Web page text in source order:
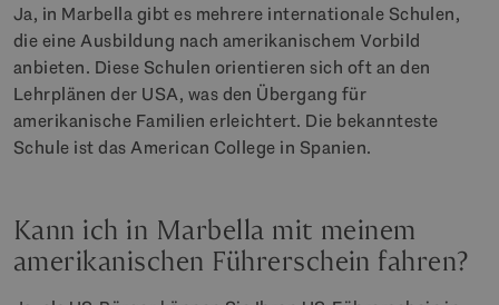
Ja, in Marbella gibt es mehrere internationale Schulen,
die eine Ausbildung nach amerikanischem Vorbild
anbieten. Diese Schulen orientieren sich oft an den
Lehrplänen der USA, was den Übergang für
amerikanische Familien erleichtert. Die bekannteste
Schule ist das American College in Spanien.
Kann ich in Marbella mit meinem
amerikanischen Führerschein fahren?